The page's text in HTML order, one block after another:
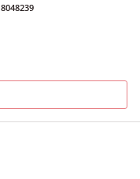
8048239